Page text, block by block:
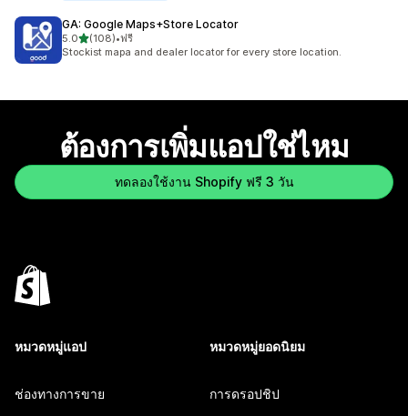
GA: Google Maps+Store Locator
5.0เต็ม 5 ดาว
(108)
ทั้งหมด 108 รีวิว
•ฟรี
Stockist mapa and dealer locator for every store location.
ต้องการเพิ่มแอปใช่ไหม
ทดลองใช้งาน Shopify ฟรี 3 วัน
หมวดหมู่แอป
ช่องทางการขาย
หมวดหมู่ยอดนิยม
การดรอปชิป